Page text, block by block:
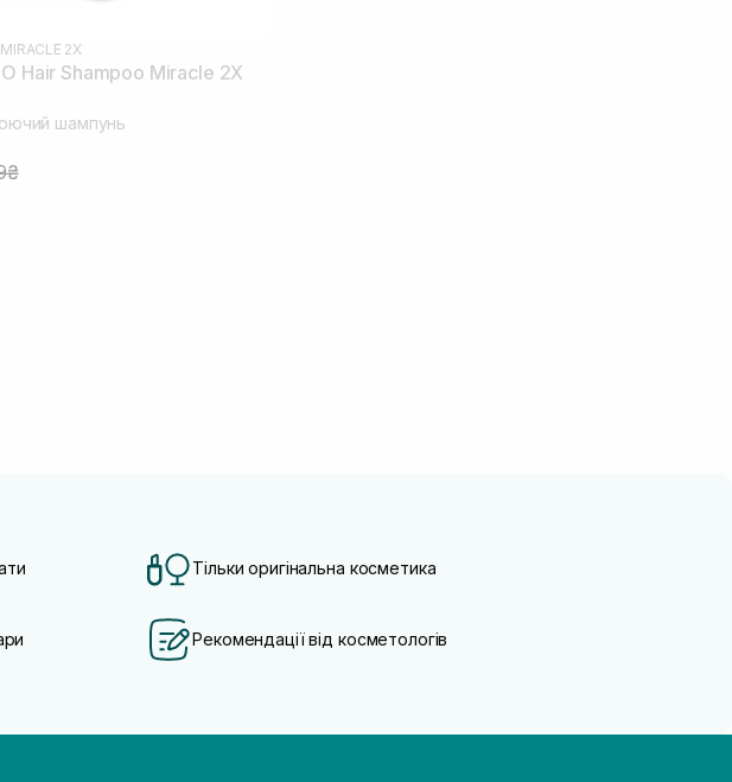
MIRACLE 2X
Hair Shampoo Miracle 2X
шампунь
Тільки оригінальна косметика
Рекомендації від косметологів